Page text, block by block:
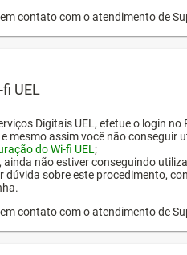
contato com o atendimento de
UEL
Digitais UEL, efetue o login
mesmo assim você não
do Wi-fi UEL ;
não estiver conseguindo
dúvida sobre este procedimento,
contato com o atendimento de